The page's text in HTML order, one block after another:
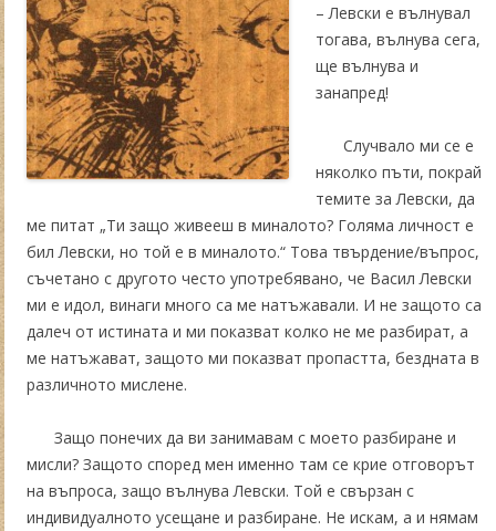
– Левски е вълнувал
тогава, вълнува сега,
ще вълнува и
занапред!
Случвало ми се е
няколко пъти, покрай
темите за Левски, да
ме питат „Ти защо живееш в миналото? Голяма личност е
бил Левски, но той е в миналото.“ Това твърдение/въпрос,
съчетано с другото често употребявано, че Васил Левски
ми е идол, винаги много са ме натъжавали. И не защото са
далеч от истината и ми показват колко не ме разбират, а
ме натъжават, защото ми показват пропастта, бездната в
различното мислене.
Защо понечих да ви занимавам с моето разбиране и
мисли? Защото според мен именно там се крие отговорът
на въпроса, защо вълнува Левски. Той е свързан с
индивидуалното усещане и разбиране. Не искам, а и нямам